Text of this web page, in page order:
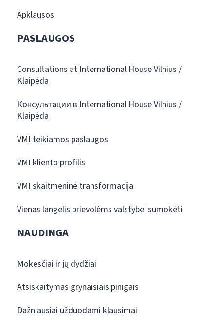
Apklausos
PASLAUGOS
Consultations at International House Vilnius /
Klaipėda
Консультации в International House Vilnius /
Klaipėda
VMI teikiamos paslaugos
VMI kliento profilis
VMI skaitmeninė transformacija
Vienas langelis prievolėms valstybei sumokėti
NAUDINGA
Mokesčiai ir jų dydžiai
Atsiskaitymas grynaisiais pinigais
Dažniausiai užduodami klausimai